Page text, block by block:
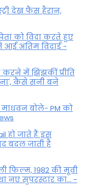
देख फैंस हैरान,
को विदा करते हुए
अंतिम विदाई -
में झिझकीं प्रीति
कैसे सनी बने
बोले- PM को
हो जाते हैं इस
बदल जाती है
फिल्म, 1982 की मूवी
नए सुपरस्टार का... -